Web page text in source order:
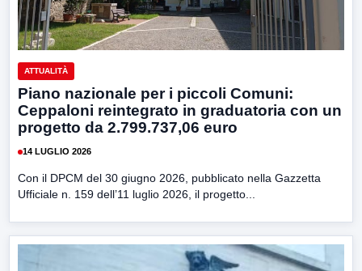
ATTUALITÀ
Piano nazionale per i piccoli Comuni:
Ceppaloni reintegrato in graduatoria con un
progetto da 2.799.737,06 euro
14 LUGLIO 2026
Con il DPCM del 30 giugno 2026, pubblicato nella Gazzetta
Ufficiale n. 159 dell’11 luglio 2026, il progetto...